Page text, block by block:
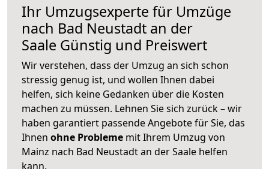
Ihr Umzugsexperte für Umzüge
nach Bad Neustadt an der
Saale Günstig und Preiswert
Wir verstehen, dass der Umzug an sich schon
stressig genug ist, und wollen Ihnen dabei
helfen, sich keine Gedanken über die Kosten
machen zu müssen. Lehnen Sie sich zurück – wir
haben garantiert passende Angebote für Sie, das
Ihnen ohne Probleme mit Ihrem Umzug von
Mainz nach Bad Neustadt an der Saale helfen
kann.